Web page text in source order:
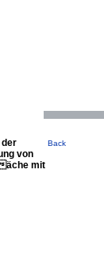
der
von
äche mit
Back